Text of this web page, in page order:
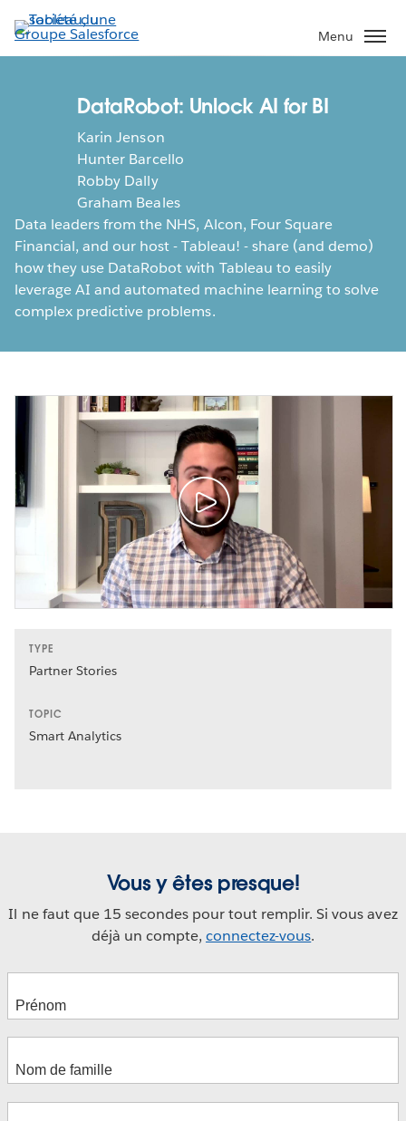
Aller
au
contenu
Menu
DataRobot: Unlock AI for BI
Karin Jenson
Hunter Barcello
Robby Dally
Graham Beales
Data leaders from the NHS, Alcon, Four Square
Financial, and our host - Tableau! - share (and demo)
how they use DataRobot with Tableau to easily
leverage AI and automated machine learning to solve
complex predictive problems.
TYPE
Partner Stories
TOPIC
Smart Analytics
Vous y êtes presque!
Il ne faut que 15 secondes pour tout remplir. Si vous avez
déjà un compte, connectez-vous.